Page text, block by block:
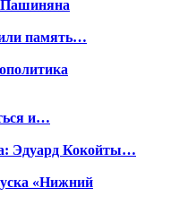
Пашиняна
память…
и…
Эдуард Кокойты…
«Нижний